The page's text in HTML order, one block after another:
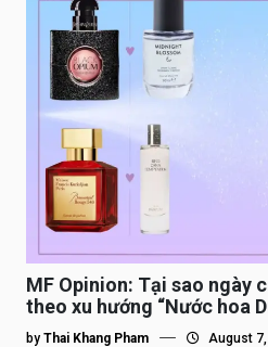
MF Opinion: Tại sao ngày
theo xu hướng “Nước hoa
by Thai Khang Pham August